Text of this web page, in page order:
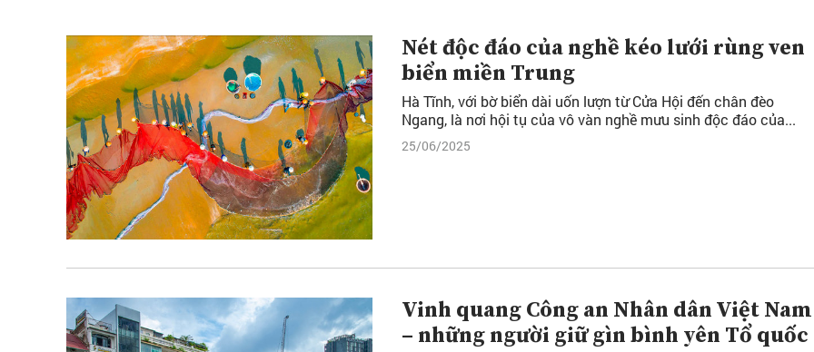
Nét độc đáo của nghề kéo lưới rùng ven
biển miền Trung
Hà Tĩnh, với bờ biển dài uốn lượn từ Cửa Hội đến chân đèo
Ngang, là nơi hội tụ của vô vàn nghề mưu sinh độc đáo của...
25/06/2025
Vinh quang Công an Nhân dân Việt Nam
– những người giữ gìn bình yên Tổ quốc